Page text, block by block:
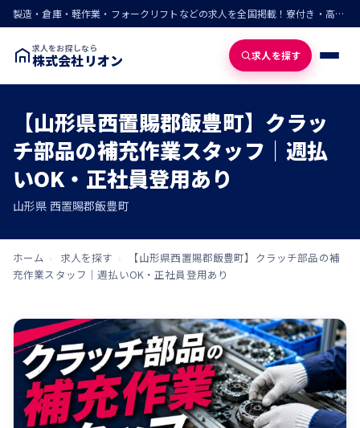
製造・倉庫・軽作業・フォークリフトなどの求人を全国掲載！寮付き・高収入・即入寮の仕事が見つかる
求人をお探しなら
株式会社リオン 求人を探す
【山形県西置賜郡飯豊町】クラッ
チ部品の補充作業スタッフ｜週払
いOK・正社員登用あり
山形県 西置賜郡飯豊町
ホーム › 求人を探す ›
【山形県西置賜郡飯豊町】クラッチ部品の補
充作業スタッフ｜週払いOK・正社員登用あり